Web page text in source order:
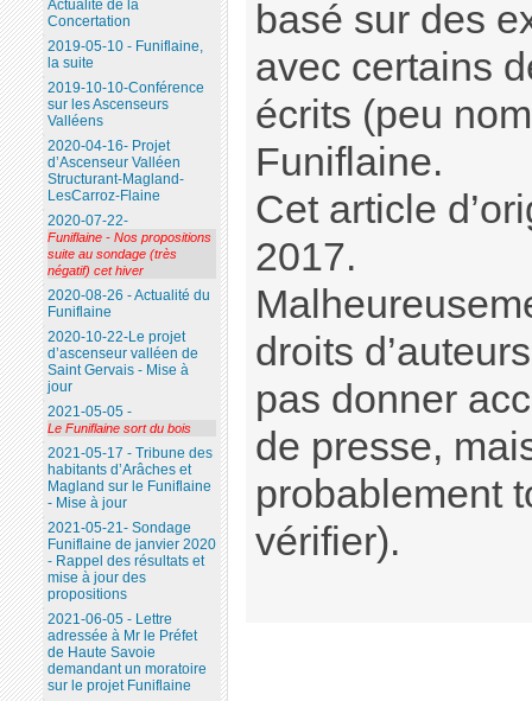
basé sur des
avec certains
écrits (peu
Funiflaine.
Cet article
2017.
droits
pas donner
de presse,
probablement
vérifier).
Actualité de la
Concertation
2019-05-10 - Funiflaine,
la suite
2019-10-10-Conférence
sur les Ascenseurs
Valléens
2020-04-16- Projet
d’Ascenseur Valléen
Structurant-Magland-
LesCarroz-Flaine
2020-07-22-
Funiflaine - Nos propositions
suite au sondage (très
négatif) cet hiver
2020-08-26 - Actualité du
Funiflaine
2020-10-22-Le projet
d’ascenseur valléen de
Saint Gervais - Mise à
jour
2021-05-05 -
Le Funiflaine sort du bois
2021-05-17 - Tribune des
habitants d’Arâches et
Magland sur le Funiflaine
- Mise à jour
2021-05-21- Sondage
Funiflaine de janvier 2020
- Rappel des résultats et
mise à jour des
propositions
2021-06-05 - Lettre
adressée à Mr le Préfet
de Haute Savoie
demandant un moratoire
sur le projet Funiflaine